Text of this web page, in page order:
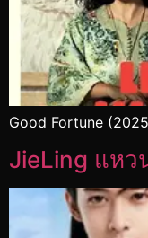
Good Fortune
JieLing แห